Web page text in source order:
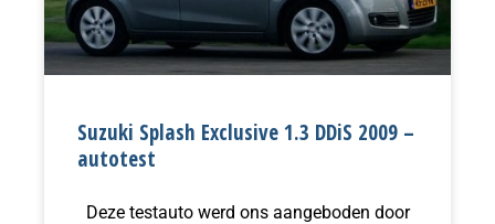
Suzuki Splash Exclusive 1.3 DDiS 2009 –
autotest
Deze testauto werd ons aangeboden door